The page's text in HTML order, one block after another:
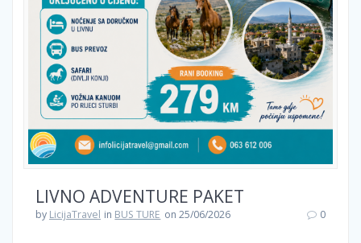
LIVNO ADVENTURE PAKET
by LicijaTravel in BUS TURE on 25/06/2026 0